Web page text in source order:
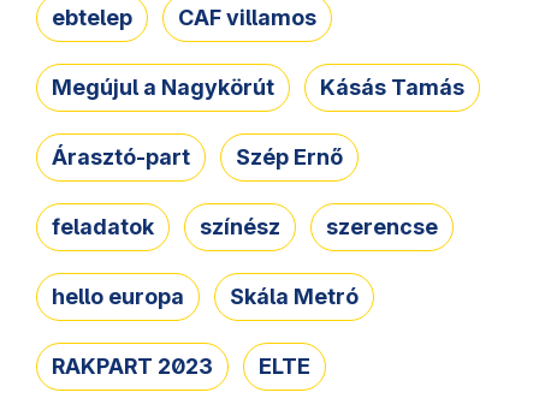
ebtelep CAF villamos
Megújul a Nagykörút Kásás Tamás
Árasztó-part Szép Ernő
feladatok színész szerencse
hello europa Skála Metró
RAKPART 2023 ELTE